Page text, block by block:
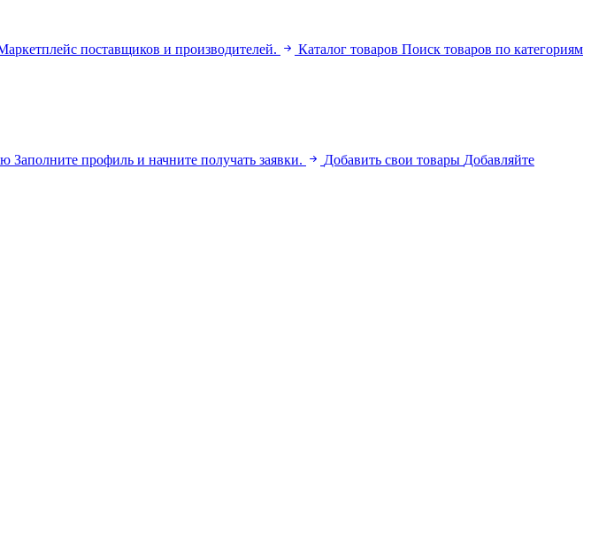
поставщиков и производителей. Каталог товаров Поиск товаров по категориям
Заполните профиль и начните получать заявки. Добавить свои товары Добавляйте